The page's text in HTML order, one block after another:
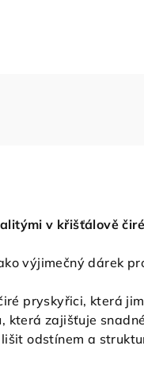
v křišťálově
výjimečný dárek
pryskyřici, která
která zajišťuje
odstínem a